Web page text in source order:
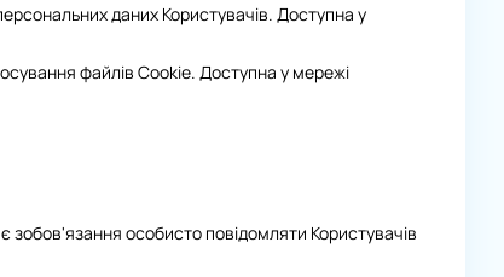
даних Користувачів. Доступна у
файлів Cookie. Доступна у мережі
зобов'язання особисто повідомляти Користувачів